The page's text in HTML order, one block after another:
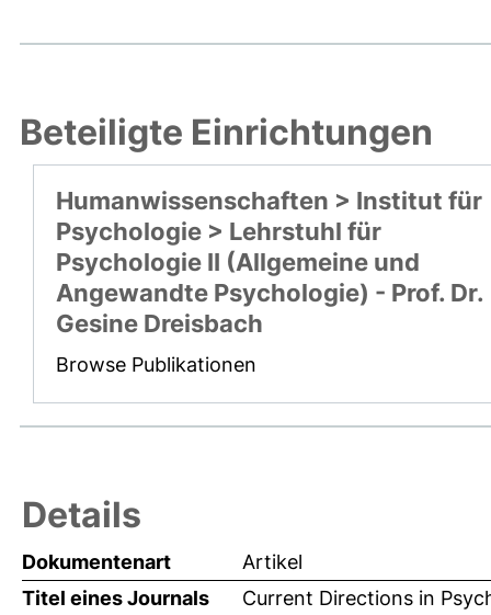
Beteiligte Einrichtungen
Humanwissenschaften > Institut für
Psychologie > Lehrstuhl für
Psychologie II (Allgemeine und
Angewandte Psychologie) - Prof. Dr.
Gesine Dreisbach
Browse Publikationen
Details
Dokumentenart
Artikel
Titel eines Journals
Current Directions in